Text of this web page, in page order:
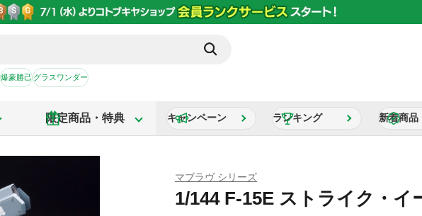
爆豪勝己グラスワンダー
限定商品・特典 キャンペーン ランキング 新着商品
マブラヴ シリーズ
1/144 F-15E ストライク・イ